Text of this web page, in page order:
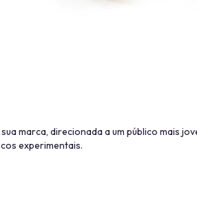
marca, direcionada a um público mais
experimentais.